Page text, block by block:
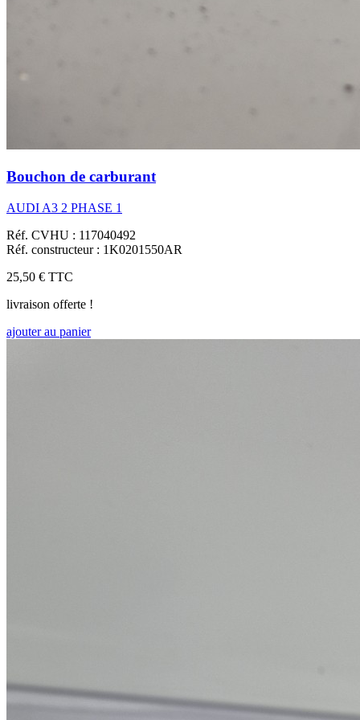
Bouchon de carburant
AUDI A3 2 PHASE 1
Réf. CVHU : 117040492
Réf. constructeur : 1K0201550AR
25,50 € TTC
livraison offerte !
ajouter au panier